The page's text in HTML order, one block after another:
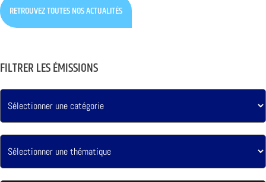
RETROUVEZ TOUTES NOS ACTUALITÉS
FILTRER LES ÉMISSIONS